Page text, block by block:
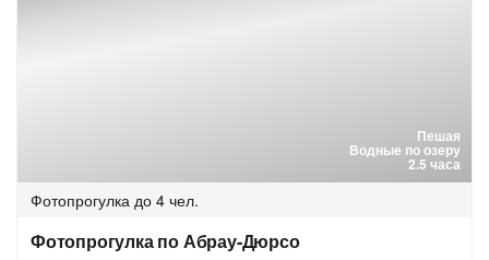
Пешая
Водные по озеру
2.5 часа
Фотопрогулка до 4 чел.
Фотопрогулка по Абрау-Дюрсо